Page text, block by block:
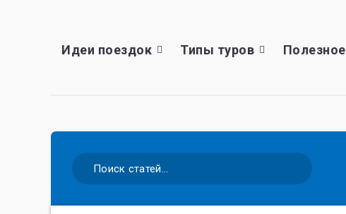
Идеи поездок Типы туров Полезное